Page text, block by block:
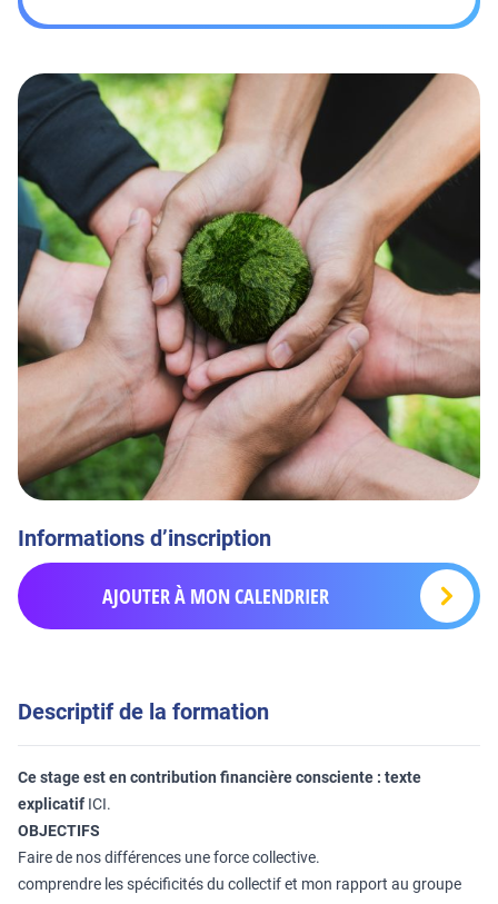
Informations d’inscription
AJOUTER À MON CALENDRIER
Descriptif de la formation
Ce stage est en contribution financière consciente : texte
explicatif ICI.
OBJECTIFS
Faire de nos différences une force collective.
comprendre les spécificités du collectif et mon rapport au groupe